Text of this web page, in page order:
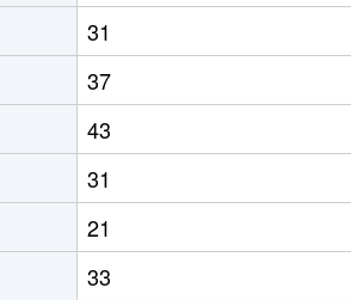
31
37
43
31
21
33